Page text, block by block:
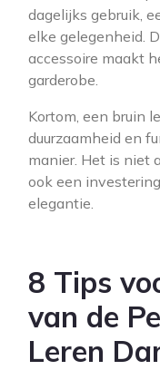
dagelijks gebruik,
elke gelegenheid.
accessoire maakt
garderobe.
Kortom, een bruin
duurzaamheid en
manier. Het is niet
ook een
elegantie.
8 Tips
van de
Leren